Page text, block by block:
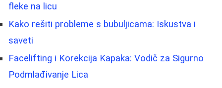
fleke na licu
Kako rešiti probleme s bubuljicama: Iskustva i
saveti
Facelifting i Korekcija Kapaka: Vodič za Sigurno
Podmlađivanje Lica